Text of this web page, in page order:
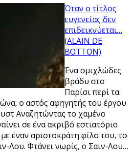
Όταν ο τίτλος
ευγενείας δεν
επιδεικνύεται…
(ALAIN DE
BOTTON)
Ένα ομιχλώδες
βράδυ στο
Παρίσι περί τα
ο αστός αφηγητής του έργου
Αναζητώντας το χαμένο
σε ένα ακριβό εστιατόριο
με έναν αριστοκράτη φίλο του, το
Λου. Φτάνει νωρίς, ο Σαιν-Λου…